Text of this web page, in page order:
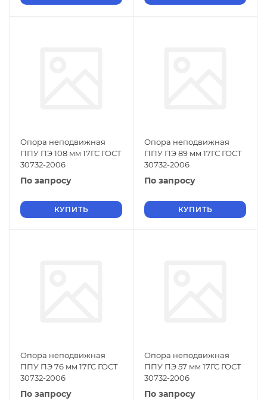
Опора неподвижная
ППУ ПЭ 108 мм 17ГС ГОСТ
30732-2006
По запросу
КУПИТЬ
Опора неподвижная
ППУ ПЭ 89 мм 17ГС ГОСТ
30732-2006
По запросу
КУПИТЬ
Опора неподвижная
ППУ ПЭ 76 мм 17ГС ГОСТ
30732-2006
По запросу
Опора неподвижная
ППУ ПЭ 57 мм 17ГС ГОСТ
30732-2006
По запросу